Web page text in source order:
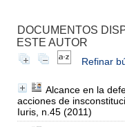
DOCUMENTOS
ESTE AUTOR
Refinar
Alcance en la
acciones de
Iuris, n.45 (2011)